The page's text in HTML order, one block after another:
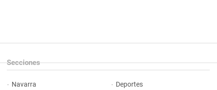
Secciones
Navarra Deportes